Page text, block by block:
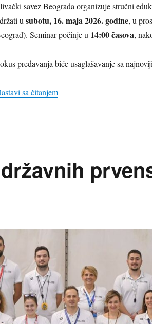
savez Beograda organizuje stručni
usubotu, 16. maja 2026. godine, u
Seminar počinje u 14:00 časova,
predavanja biće usaglašavanje sa
sa čitanjem„POZIV ZA SUDIJE: